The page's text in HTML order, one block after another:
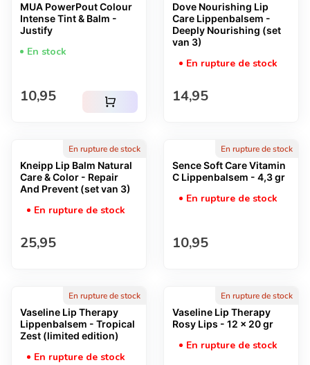
MUA PowerPout Colour
Intense Tint & Balm -
Justify
En stock
Prix normal
10,95 shopping_cart
Dove Nourishing Lip
Care Lippenbalsem -
Deeply Nourishing (set
van 3)
En rupture de stock
Prix normal
14,95
En rupture de stock
Kneipp Lip Balm Natural
Care & Color - Repair
And Prevent (set van 3)
En rupture de stock
Prix normal
25,95
En rupture de stock
Sence Soft Care Vitamin
C Lippenbalsem - 4,3 gr
En rupture de stock
Prix normal
10,95
En rupture de stock
Vaseline Lip Therapy
Lippenbalsem - Tropical
Zest (limited edition)
En rupture de stock
En rupture de stock
Vaseline Lip Therapy
Rosy Lips - 12 x 20 gr
En rupture de stock